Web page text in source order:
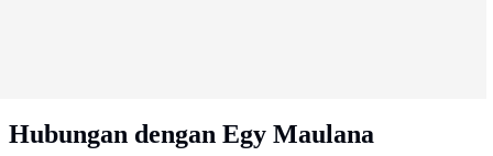
Hubungan dengan Egy Maulana